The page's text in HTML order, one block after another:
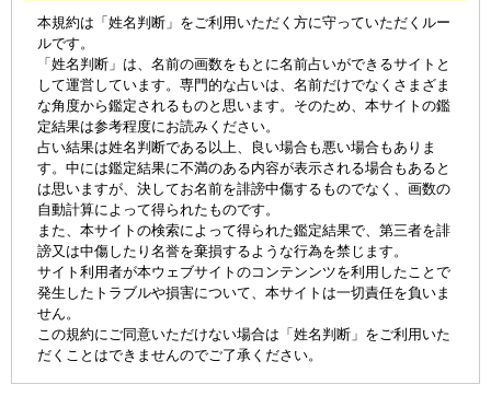
本規約は「姓名判断」をご利用いただく方に守っていただくルー
ルです。
「姓名判断」は、名前の画数をもとに名前占いができるサイトと
して運営しています。専門的な占いは、名前だけでなくさまざま
な角度から鑑定されるものと思います。そのため、本サイトの鑑
定結果は参考程度にお読みください。
占い結果は姓名判断である以上、良い場合も悪い場合もありま
す。中には鑑定結果に不満のある内容が表示される場合もあると
は思いますが、決してお名前を誹謗中傷するものでなく、画数の
自動計算によって得られたものです。
また、本サイトの検索によって得られた鑑定結果で、第三者を誹
謗又は中傷したり名誉を棄損するような行為を禁じます。
サイト利用者が本ウェブサイトのコンテンンツを利用したことで
発生したトラブルや損害について、本サイトは一切責任を負いま
せん。
この規約にご同意いただけない場合は「姓名判断」をご利用いた
だくことはできませんのでご了承ください。